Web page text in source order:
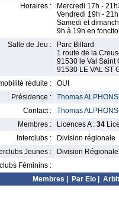
Horaires :
Mercredi 17h -
Vendredi 19h - 21h
Samedi et
9h à 19h en
Salle de Jeu :
Parc Billard
1 route de la
91530 le Val Saint
91530 LE VAL ST
réduite :
OUI
Présidence :
Thomas
Contact :
Thomas
Membres :
Licences A : 34
Interclubs :
Division régionale
Jeunes :
Division Régionale
Féminins :
Membres
Par Elo